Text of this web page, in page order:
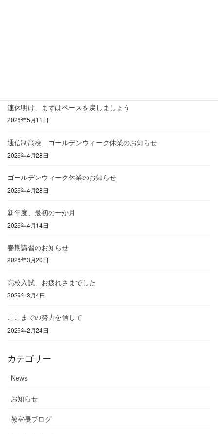
連休明け、まずはペースを戻しましょう
2026年5月11日
通信制高校 ゴールデンウィーク休業のお知らせ
2026年4月28日
ゴールデンウィーク休業のお知らせ
2026年4月28日
新年度、最初の一か月
2026年4月14日
春期講習のお知らせ
2026年3月20日
高校入試、お疲れさまでした
2026年3月4日
ここまでの努力を信じて
2026年2月24日
カテゴリー
News
お知らせ
教室長ブログ